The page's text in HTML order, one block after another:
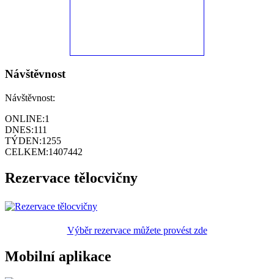
Návštěvnost
Návštěvnost:
ONLINE:1
DNES:111
TÝDEN:1255
CELKEM:1407442
Rezervace tělocvičny
Výběr rezervace můžete provést zde
Mobilní aplikace